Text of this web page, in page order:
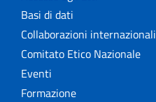
Basi di dati
Collaborazioni internazionali
Comitato Etico Nazionale
Eventi
Formazione